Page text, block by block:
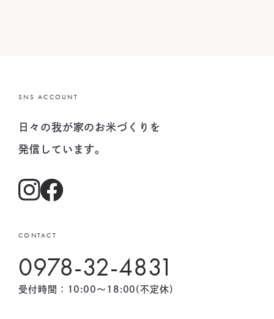
SNS ACCOUNT
日々の我が家のお米づくりを
発信しています。
CONTACT
0978-32-4831
受付時間：10:00〜18:00(不定休)